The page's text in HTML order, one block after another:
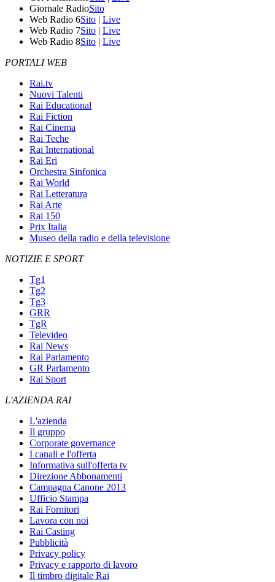
Giornale RadioSito
Web Radio 6Sito | Live
Web Radio 7Sito | Live
Web Radio 8Sito | Live
PORTALI WEB
Rai.tv
Nuovi Talenti
Rai Educational
Rai Fiction
Rai Cinema
Rai Teche
Rai International
Rai Eri
Orchestra Sinfonica
Rai World
Rai Letteratura
Rai Arte
Rai 150
Prix Italia
Museo della radio e della televisione
NOTIZIE E SPORT
Tg1
Tg2
Tg3
GRR
TgR
Televideo
Rai News
Rai Parlamento
GR Parlamento
Rai Sport
L'AZIENDA RAI
L'azienda
Il gruppo
Corporate governance
I canali e l'offerta
Informativa sull'offerta tv
Direzione Abbonamenti
Campagna Canone 2013
Ufficio Stampa
Rai Fornitori
Lavora con noi
Rai Casting
Pubblicità
Privacy policy
Privacy e rapporto di lavoro
Il timbro digitale Rai